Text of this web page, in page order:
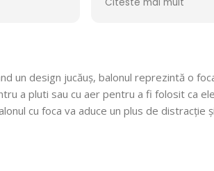
Baloanele sunt chiar
cu siguranță! 🎈
Citeste mai mult
un design jucăuș, balonul reprezintă o
a pluti sau cu aer pentru a fi folosit ca
cu foca va aduce un plus de distracție